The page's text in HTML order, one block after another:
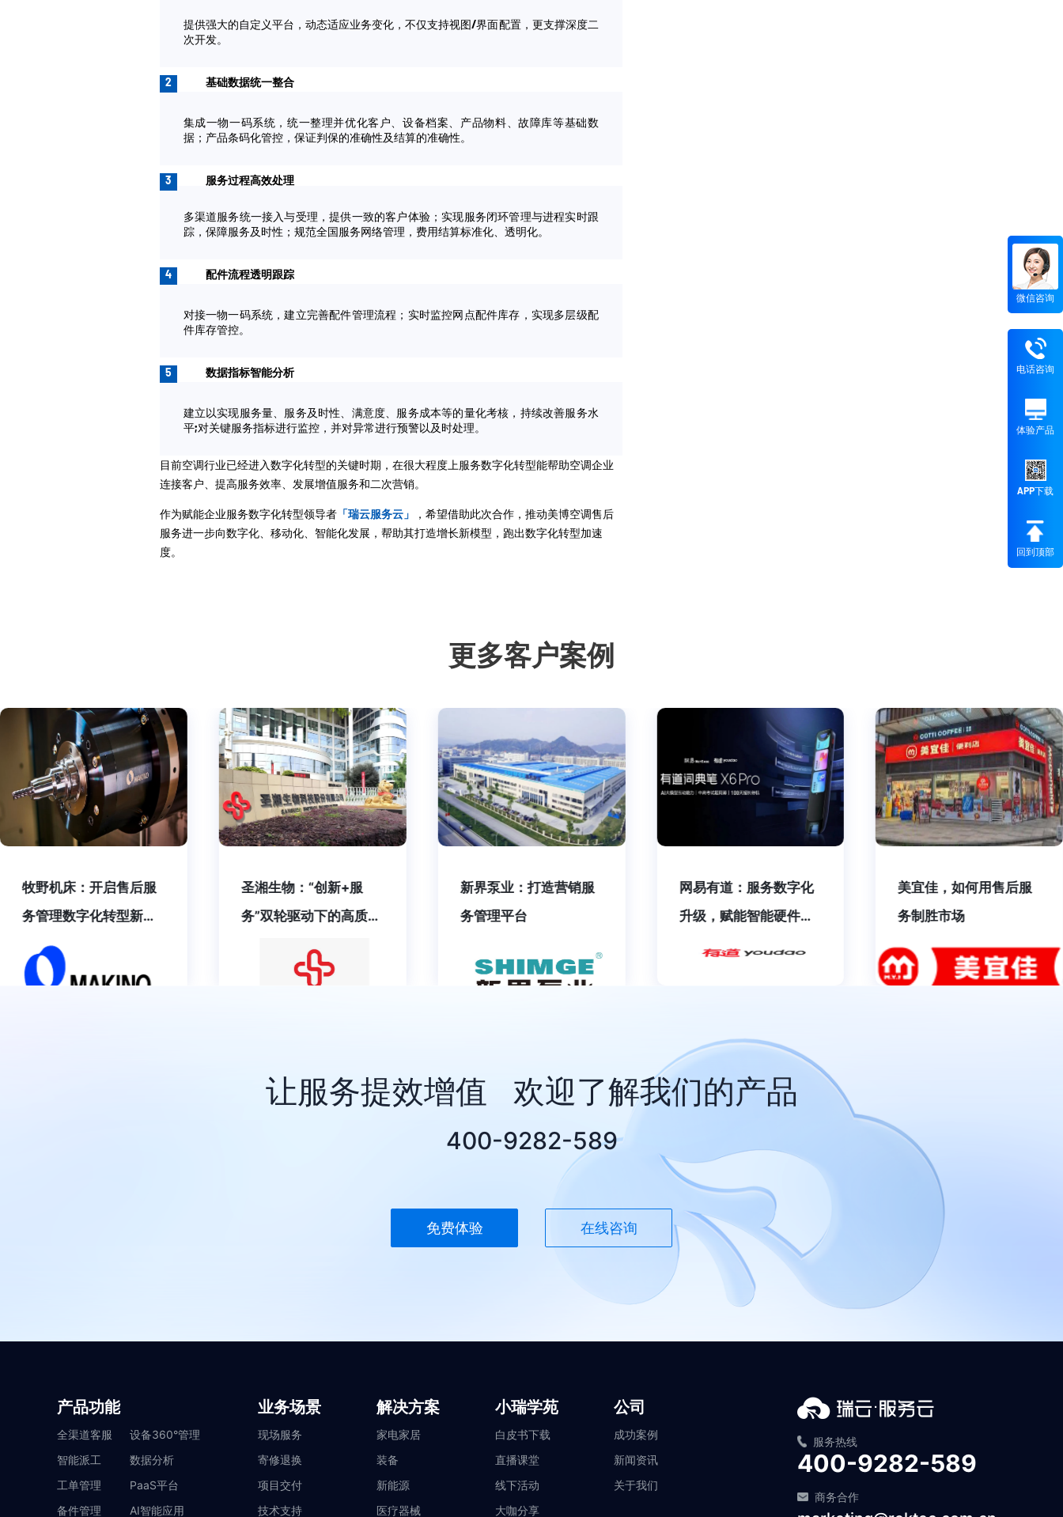
微信咨询
电话咨询
体验产品
APP下载
回到顶部
提供强大的自定义平台，动态适应业务变化，不仅支持视图/界面配置，更支撑深度二
次开发。
2 基础数据统一整合
集成一物一码系统，统一整理并优化客户、设备档案、产品物料、故障库等基础数
据；产品条码化管控，保证判保的准确性及结算的准确性。
3 服务过程高效处理
多渠道服务统一接入与受理，提供一致的客户体验；实现服务闭环管理与进程实时跟
踪，保障服务及时性；规范全国服务网络管理，费用结算标准化、透明化。
4 配件流程透明跟踪
对接一物一码系统，建立完善配件管理流程；实时监控网点配件库存，实现多层级配
件库存管控。
5 数据指标智能分析
建立以实现服务量、服务及时性、满意度、服务成本等的量化考核，持续改善服务水
平;对关键服务指标进行监控，并对异常进行预警以及时处理。
目前空调行业已经进入数字化转型的关键时期，在很大程度上服务数字化转型能帮助空调企业
连接客户、提高服务效率、发展增值服务和二次营销。
作为赋能企业服务数字化转型领导者「瑞云服务云」
，希望借助此次合作，推动美博空调售后
服务进一步向数字化、移动化、智能化发展，帮助其打造增长新模型，跑出数字化转型加速
度。
更多客户案例
圣湘生物：“创新+服
务”双轮驱动下的高质量
管理新模式
新界泵业：打造营销服
务管理平台
网易有道：服务数字化
升级，赋能智能硬件市
美宜佳，如何用售后服
务制胜市场
普爱医疗：售后服务再
上新台阶
让服务提效增值 欢迎了解我们的产品
400-9282-589
免费体验 在线咨询
产品功能
全渠道客服
设备360°管理
智能派工
数据分析
工单管理
PaaS平台
备件管理
AI智能应用
业务场景
现场服务
寄修退换
项目交付
技术支持
解决方案
家电家居
装备
新能源
医疗器械
小瑞学苑
白皮书下载
直播课堂
线下活动
大咖分享
公司
成功案例
新闻资讯
关于我们
服务热线
400-9282-589
商务合作